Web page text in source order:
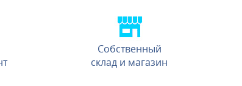
Собственный
склад и магазин